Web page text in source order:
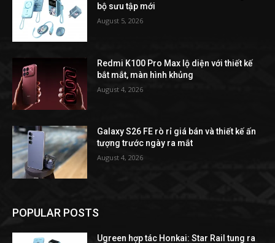
bộ sưu tập mới
August 5, 2026
Redmi K100 Pro Max lộ diện với thiết kế
bắt mắt, màn hình khủng
August 4, 2026
Galaxy S26 FE rò rỉ giá bán và thiết kế ấn
tượng trước ngày ra mắt
August 4, 2026
POPULAR POSTS
Ugreen hợp tác Honkai: Star Rail tung ra